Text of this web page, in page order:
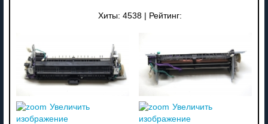
Хиты: 4538 Рейтинг:
Увеличить
изображение
Увеличить
изображение